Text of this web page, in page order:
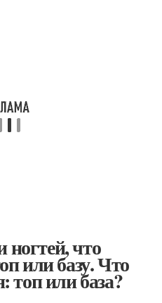
что
или базу. Что
топ или база?